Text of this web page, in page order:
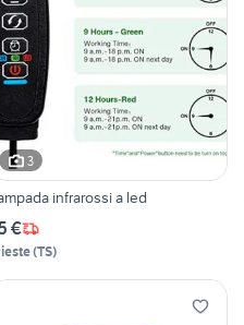
3
infrarossi a led
€
(TS)